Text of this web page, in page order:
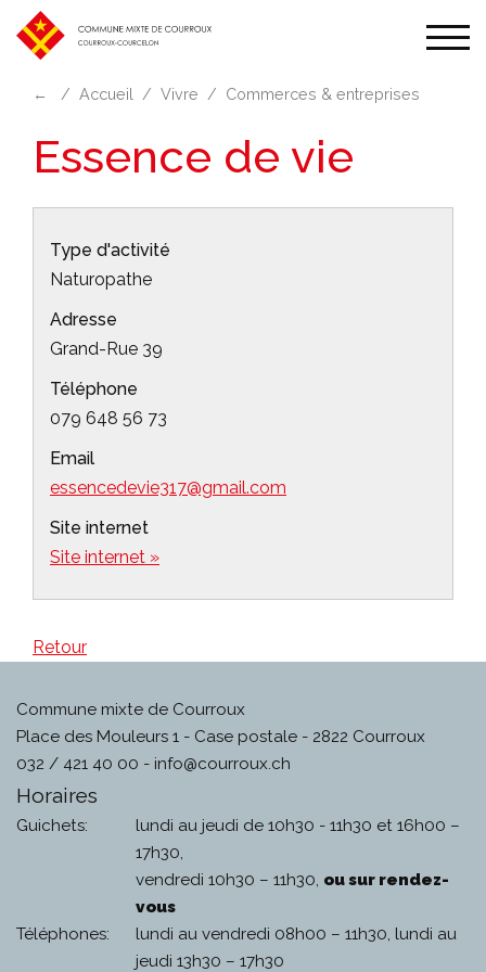
← Accueil Vivre Commerces & entreprises
Essence de vie
Type d'activité
Naturopathe
Adresse
Grand-Rue 39
Téléphone
079 648 56 73
Email
essencedevie317@gmail.com
Site internet
Site internet »
Retour
Commune mixte de Courroux
Place des Mouleurs 1 - Case postale - 2822 Courroux
032 / 421 40 00 - info@courroux.ch
Horaires
Guichets:
lundi au jeudi de 10h30 - 11h30 et 16h00 –
17h30,
vendredi 10h30 – 11h30, ou sur rendez-
vous
Téléphones:
lundi au vendredi 08h00 – 11h30, lundi au
jeudi 13h30 – 17h30